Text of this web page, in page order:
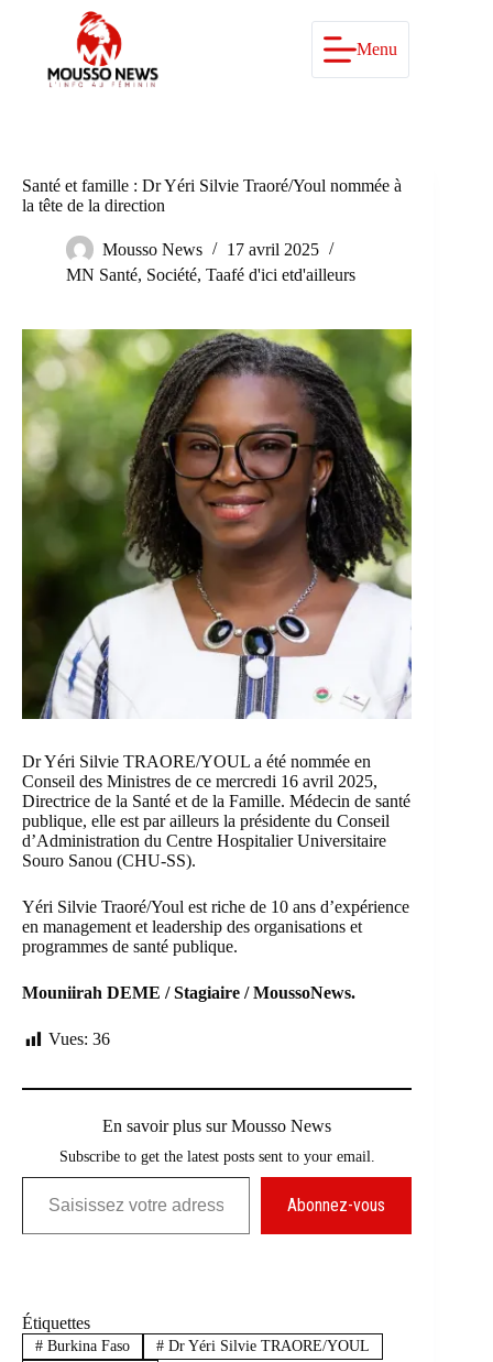
Menu
Santé et famille : Dr Yéri Silvie Traoré/Youl nommée à
la tête de la direction
Mousso News
17 avril 2025
MN Santé, Société, Taafé d'ici etd'ailleurs
Dr Yéri Silvie TRAORE/YOUL a été nommée en
Conseil des Ministres de ce mercredi 16 avril 2025,
Directrice de la Santé et de la Famille. Médecin de santé
publique, elle est par ailleurs la présidente du Conseil
d’Administration du Centre Hospitalier Universitaire
Souro Sanou (CHU-SS).
Yéri Silvie Traoré/Youl est riche de 10 ans d’expérience
en management et leadership des organisations et
programmes de santé publique.
Mouniirah DEME / Stagiaire / MoussoNews.
Vues: 36
En savoir plus sur Mousso News
Subscribe to get the latest posts sent to your email.
Saisissez votre adresse e-mail…
Abonnez-vous
Étiquettes
#Burkina Faso #Dr Yéri Silvie TRAORE/YOUL